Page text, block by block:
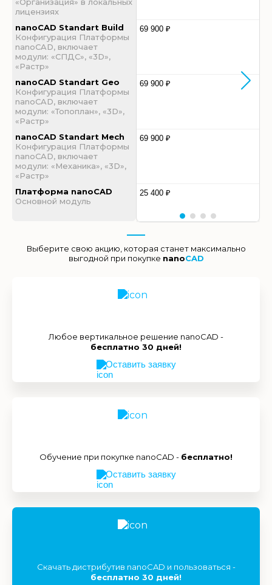
лицензиях
nanoCAD Standart Build
Конфигурация Платформы
nanoCAD, включает
модули: «СПДС», «3D»,
«Растр»
nanoCAD Standart Geo
Конфигурация Платформы
nanoCAD, включает
модули: «Топоплан», «3D»,
«Растр»
nanoCAD Standart Mech
Конфигурация Платформы
nanoCAD, включает
модули: «Механика», «3D»,
«Растр»
Платформа nanoCAD
Основной модуль
69 900 ₽
69 900 ₽
69 900 ₽
25 400 ₽
Выберите свою акцию, которая станет максимально
выгодной при покупке nanoCAD
Любое вертикальное решение nanoCAD -
бесплатно 30 дней!
Оставить заявку
Обучение при покупке nanoCAD - бесплатно!
Оставить заявку
Скачать дистрибутив nanoCAD и пользоваться -
бесплатно 30 дней!